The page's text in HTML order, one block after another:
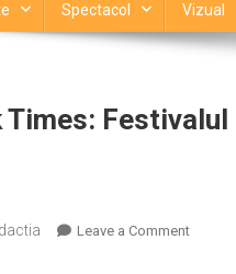
Spectacol Vizual
Times:
Leave a Commenton